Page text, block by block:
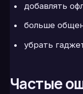
добавлять
больше
убрать
Частые